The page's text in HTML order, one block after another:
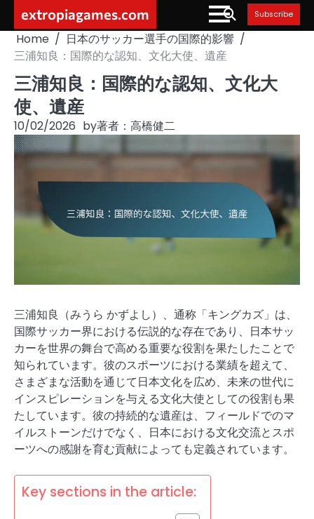
content
extropiagames.com Subscribe
Home
日本のサッカー選手の国際的影響
三浦知良：国際的な認知、文化大使、遺産
三浦知良：国際的な認知、文化大
使、遺産
10/02/2026 by著者：高橋健二
三浦知良（みうら かずよし）、通称「キングカズ」は、
国際サッカー界における伝説的な存在であり、日本サッ
カーを世界の舞台で高める重要な役割を果たしたことで
知られています。彼のスポーツにおける業績を超えて、
さまざまな活動を通じて日本文化を広め、未来の世代に
インスピレーションを与える文化大使としての役割も果
たしています。彼の持続的な遺産は、フィールドでのマ
イルストーンだけでなく、日本における文化交流とスポ
ーツへの感謝を育む貢献によっても定義されています。
Key sections in the article: